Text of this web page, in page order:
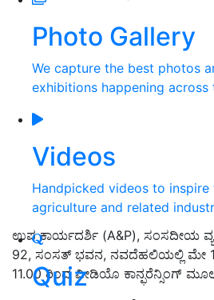
Photo Gallery
We capture the best photos
exhibitions happening
Videos
Handpicked videos to inspire
agriculture and related
Quiz
ಉಪ ಕಾರ್ಯದರ್ಶಿ (A&P), ಸಂಸದೀಯ
92, ಸಂಸತ್ ಭವನ, ನವದೆಹಲಿಯಲ್ಲಿ ಮೇ
11.00 ರಿಂದ ವೀಡಿಯೊ ಕಾನ್ಫರೆನ್ಸಿಂಗ್